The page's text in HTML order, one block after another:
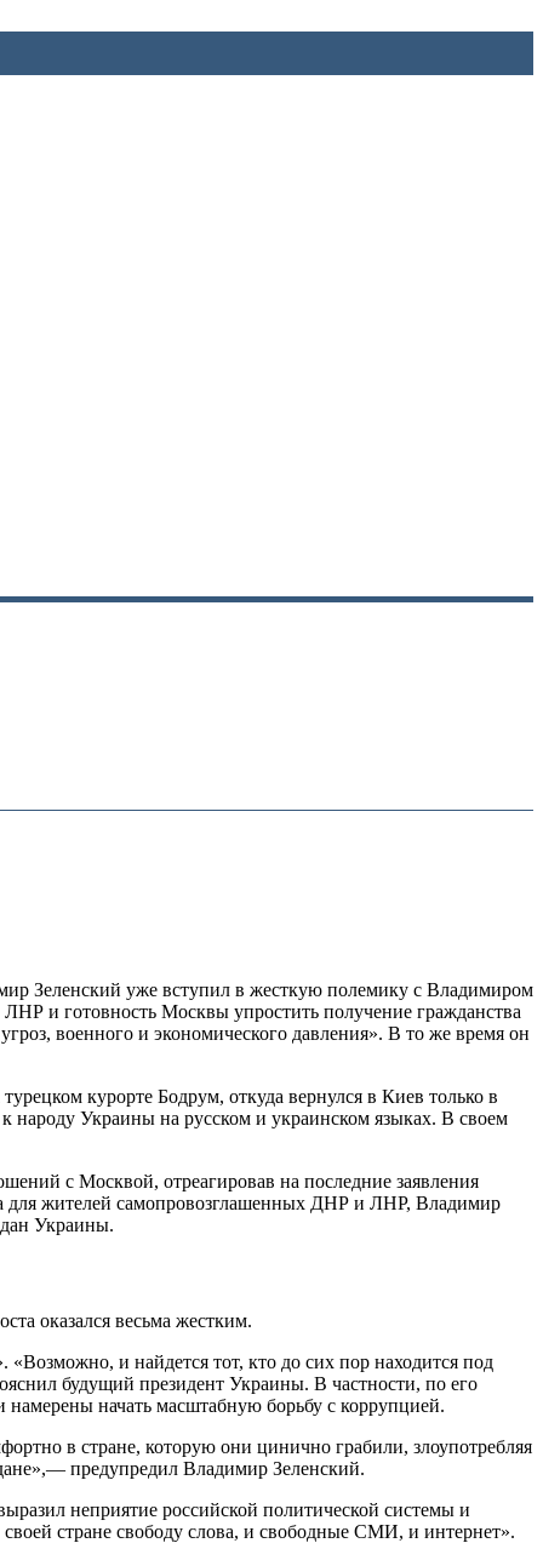
Зеленский уже вступил в жесткую полемику с Владимиром
и готовность Москвы упростить получение гражданства
военного и экономического давления». В то же время он
курорте Бодрум, откуда вернулся в Киев только в
народу Украины на русском и украинском языках. В своем
с Москвой, отреагировав на последние заявления
для жителей самопровозглашенных ДНР и ЛНР, Владимир
Украины.
оказался весьма жестким.
и найдется тот, кто до сих пор находится под
будущий президент Украины. В частности, по его
начать масштабную борьбу с коррупцией.
в стране, которую они цинично грабили, злоупотребляя
предупредил Владимир Зеленский.
неприятие российской политической системы и
стране свободу слова, и свободные СМИ, и интернет».